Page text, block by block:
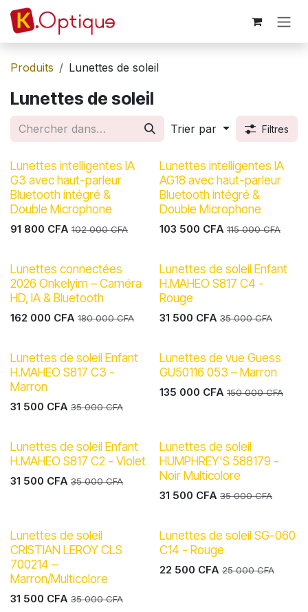
Se rendre au contenu
Produits Lunettes de soleil
Lunettes de soleil
Trier par Filtres
Lunettes intelligentes IA
G3 avec haut-parleur
Bluetooth intégré &
Double Microphone
91 800 CFA 102 000CFA
Lunettes intelligentes IA
AG18 avec haut-parleur
Bluetooth intégré &
Double Microphone
103 500 CFA 115 000CFA
Lunettes connectées
2026 Onkelyim – Caméra
HD, IA & Bluetooth
162 000 CFA 180 000CFA
Lunettes de soleil Enfant
H.MAHEO S817 C4 -
Rouge
31 500 CFA 35 000CFA
Lunettes de soleil Enfant
H.MAHEO S817 C3 -
Marron
31 500 CFA 35 000CFA
Lunettes de vue Guess
GU50116 053 – Marron
135 000 CFA 150 000CFA
Lunettes de soleil Enfant
H.MAHEO S817 C2 - Violet
31 500 CFA 35 000CFA
Lunettes de soleil
HUMPHREY'S 588179 -
Noir Multicolore
31 500 CFA 35 000CFA
Lunettes de soleil
CRISTIAN LEROY CLS
700214 –
Marron/Multicolore
31 500 CFA 35 000CFA
Lunettes de soleil SG-060
C14 - Rouge
22 500 CFA 25 000CFA